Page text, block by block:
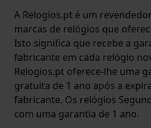
A Relogios.pt é um
marcas de relógios que
Isto significa que recebe a
fabricante em cada relógio
Relogios.pt oferece-lhe uma
gratuita de 1 ano após a
fabricante. Os relógios
com uma garantia de 1 ano.